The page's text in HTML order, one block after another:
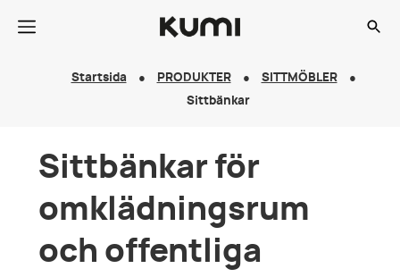
Startsida PRODUKTER
SITTMÖBLER
Sittbänkar
Sittbänkar för
omklädningsrum
och offentliga